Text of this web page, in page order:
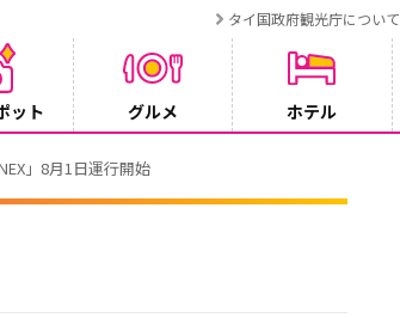
タイ国政府観光庁について
ット グルメ ホテル
」8月1日運行開始